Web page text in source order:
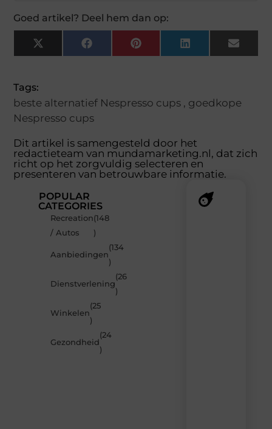
Goed artikel? Deel hem dan op:
X
(Twitter)
FacebookPinterestLinkedInEmail
Tags:
beste alternatief Nespresso cups , goedkope
Nespresso cups
Dit artikel is samengesteld door het
redactieteam van mundamarketing.nl, dat zich
richt op het zorgvuldig selecteren en
presenteren van betrouwbare informatie.
POPULAR
CATEGORIES
Recreation
/ Autos
(148
)
Aanbiedingen
(134
)
Dienstverlening
(26
)
Winkelen
(25
)
Gezondheid
(24
)